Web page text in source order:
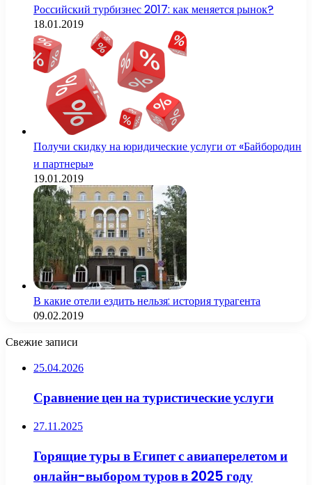
Российский турбизнес 2017: как меняется рынок?
18.01.2019
Получи скидку на юридические услуги от «Байбородин
и партнеры»
19.01.2019
В какие отели ездить нельзя: история турагента
09.02.2019
Свежие записи
25.04.2026
Сравнение цен на туристические услуги
27.11.2025
Горящие туры в Египет с авиаперелетом и
онлайн-выбором туров в 2025 году